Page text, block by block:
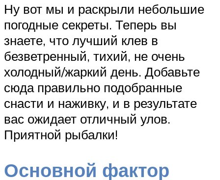
Ну вот мы и раскрыли небольшие
погодные секреты. Теперь вы
знаете, что лучший клев в
безветренный, тихий, не очень
холодный/жаркий день. Добавьте
сюда правильно подобранные
снасти и наживку, и в результате
вас ожидает отличный улов.
Приятной рыбалки!
Основной фактор